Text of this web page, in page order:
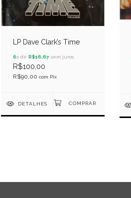
LP Dave Clark’s Time
6x de R$16,67 sem juros
R$100,00
R$90,00 com Pix
DETALHES